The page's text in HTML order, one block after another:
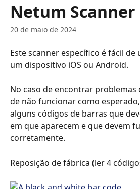
Netum Scanner
20 de maio de 2024
Este scanner específico é fácil de
um dispositivo iOS ou Android.
No caso de encontrar
de não funcionar como
alguns códigos de barras que
em que aparecem e que devem
corretamente.
Reposição de fábrica (ler 4